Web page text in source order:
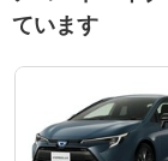
ています